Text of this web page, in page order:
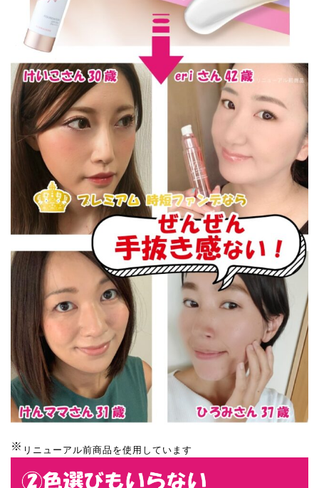
※ リニューアル前商品を使用しています